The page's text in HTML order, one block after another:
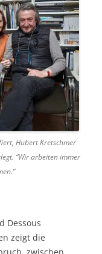
Hubert Kretschmer
“Wir arbeiten immer
Dessous
zeigt die